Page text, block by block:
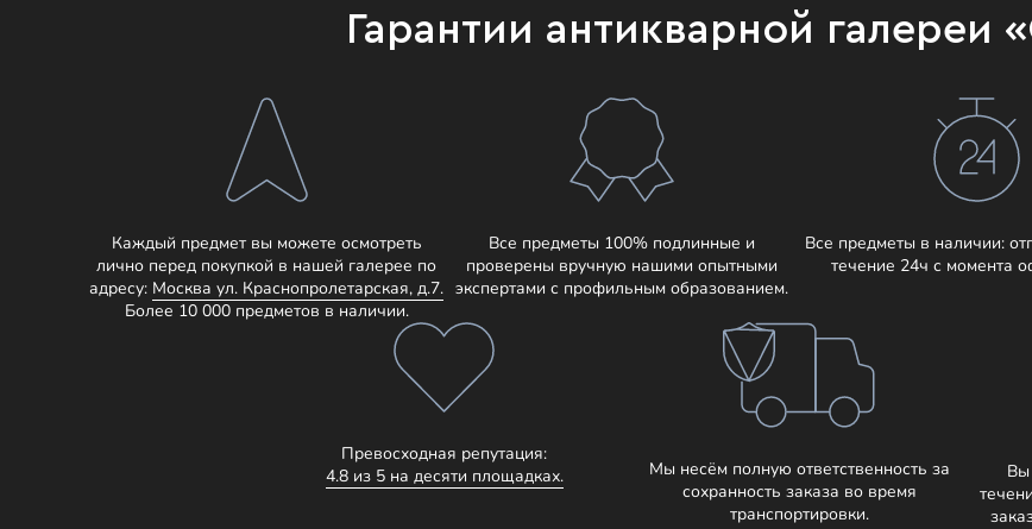
Гарантии антикварной галереи
Каждый предмет вы можете осмотреть
лично перед покупкой в нашей галерее по
адресу: Москва ул. Краснопролетарская, д.7.
Более 10 000 предметов в наличии.
Все предметы 100% подлинные и
проверены вручную нашими опытными
экспертами с профильным образованием.
Все предметы в наличии:
течение 24ч с момента
Превосходная репутация:
4.8 из 5 на десяти площадках.
Мы несём полную ответственность за
сохранность заказа во время
транспортировки.
Вы